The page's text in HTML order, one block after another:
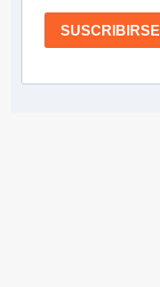
SUSCRIBIRSE